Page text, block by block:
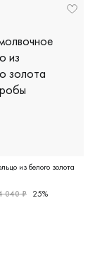
17.0,
из белого золота
золото
040 ₽ 25%